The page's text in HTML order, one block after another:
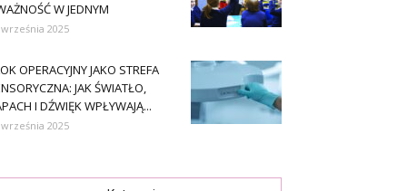
W JEDNYM
2025
OPERACYJNY JAKO STREFA
JAK ŚWIATŁO,
I DŹWIĘK WPŁYWAJĄ...
2025